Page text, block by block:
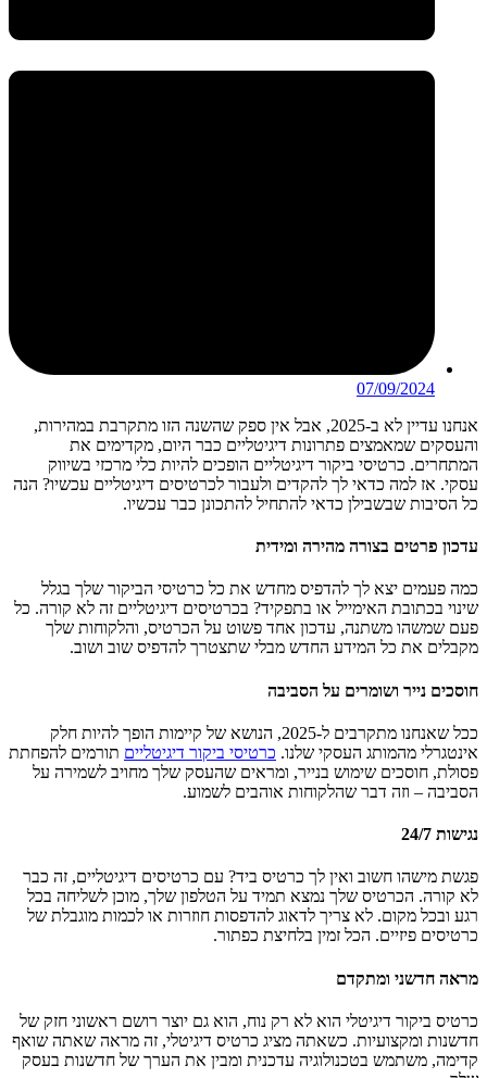
07/09/2024
אנחנו עדיין לא ב-2025, אבל אין ספק שהשנה הזו מתקרבת במהירות,
והעסקים שמאמצים פתרונות דיגיטליים כבר היום, מקדימים את
המתחרים. כרטיסי ביקור דיגיטליים הופכים להיות כלי מרכזי בשיווק
עסקי. אז למה כדאי לך להקדים ולעבור לכרטיסים דיגיטליים עכשיו? הנה
כל הסיבות שבשבילן כדאי להתחיל להתכונן כבר עכשיו.
עדכון פרטים בצורה מהירה ומידית
כמה פעמים יצא לך להדפיס מחדש את כל כרטיסי הביקור שלך בגלל
שינוי בכתובת האימייל או בתפקיד? בכרטיסים דיגיטליים זה לא קורה. כל
פעם שמשהו משתנה, עדכון אחד פשוט על הכרטיס, והלקוחות שלך
מקבלים את כל המידע החדש מבלי שתצטרך להדפיס שוב ושוב.
חוסכים נייר ושומרים על הסביבה
ככל שאנחנו מתקרבים ל-2025, הנושא של קיימות הופך להיות חלק
אינטגרלי מהמותג העסקי שלנו. כרטיסי ביקור דיגיטליים תורמים להפחתת
פסולת, חוסכים שימוש בנייר, ומראים שהעסק שלך מחויב לשמירה על
הסביבה – וזה דבר שהלקוחות אוהבים לשמוע.
נגישות 24/7
פגשת מישהו חשוב ואין לך כרטיס ביד? עם כרטיסים דיגיטליים, זה כבר
לא קורה. הכרטיס שלך נמצא תמיד על הטלפון שלך, מוכן לשליחה בכל
רגע ובכל מקום. לא צריך לדאוג להדפסות חוזרות או לכמות מוגבלת של
כרטיסים פיזיים. הכל זמין בלחיצת כפתור.
מראה חדשני ומתקדם
כרטיס ביקור דיגיטלי הוא לא רק נוח, הוא גם יוצר רושם ראשוני חזק של
חדשנות ומקצועיות. כשאתה מציג כרטיס דיגיטלי, זה מראה שאתה שואף
קדימה, משתמש בטכנולוגיה עדכנית ומבין את הערך של חדשנות בעסק